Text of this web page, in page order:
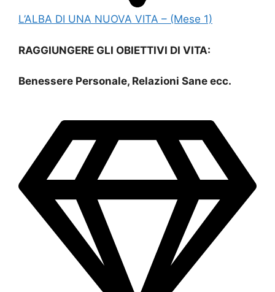
L’ALBA DI UNA NUOVA VITA – (Mese 1)
RAGGIUNGERE GLI OBIETTIVI DI VITA:
Benessere Personale, Relazioni Sane ecc.